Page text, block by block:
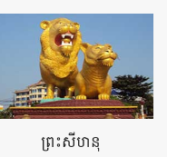
ព្រះសីហនុ